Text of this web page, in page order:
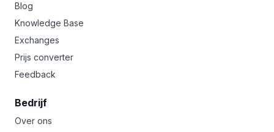
Blog
Knowledge Base
Exchanges
Prijs converter
Feedback
Bedrijf
Over ons